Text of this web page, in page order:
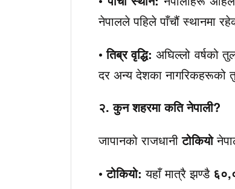
नेपालले पहिले पाँचौं स्थानमा
•तिब्र वृद्धि: अघिल्लो वर्षको
दर अन्य देशका नागरिकहरूको
२. कुन शहरमा कति नेपाली?
जापानको राजधानीटोकियो
•टोकियो: यहाँ मात्रै झण्डै